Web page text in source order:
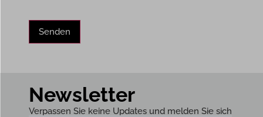
Newsletter
Verpassen Sie keine Updates und melden Sie sich